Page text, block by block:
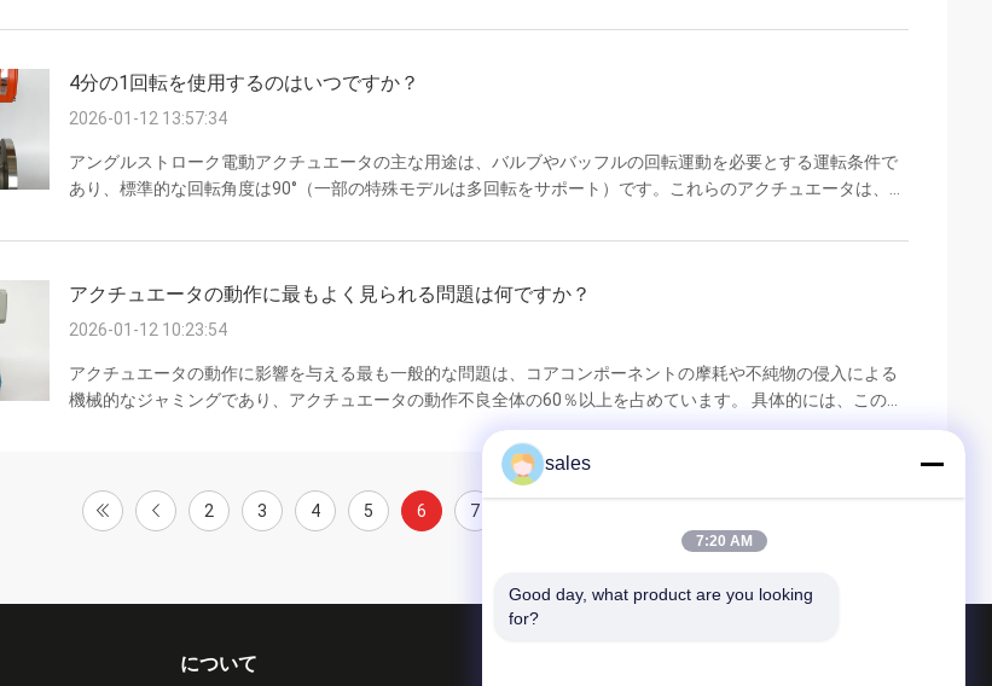
から生じる.処理されないと産業プロセス制御を妨げる可能性があります....
4分の1回転を使用するのはいつですか？
2026-01-12 13:57:34
アングルストローク電動アクチュエータの主な用途は、バルブやバッフルの回転運動を必要とする運転条件で
あり、標準的な回転角度は90°（一部の特殊モデルは多回転をサポート）です。これらのアクチュエータは、特
アングルストローク電動アクチュエータは主に、 ロータリーバルブと組み合わせて使用され、バルブディスク
タイプには以下が含まれます:ボールバルブ 球形のバルブコアにより、90°の回転で全開または全閉が可...
アクチュエータの動作に最もよく見られる問題は何ですか？
2026-01-12 10:23:54
アクチュエータの動作に影響を与える最も一般的な問題は、コアコンポーネントの摩耗や不純物の侵入による
機械的なジャミングであり、アクチュエータの動作不良全体の60％以上を占めています。 具体的には、この種
の問題は、埃、高温、腐食性媒体など、複雑な産業環境で特に顕著です。たとえば、生産環境の埃はアクチュ
エータの内部に侵入し、シールリップに埋め込まれ、ガイドスリーブに蓄積し、シールコンポーネントの摩耗
を加速させ、アクチュエータの動作ジャミングと位置決め不良を引き起こす可能性があります。高温環境で
は、スプリングの弾性減衰などの問題も伴い、アクチュエータの正常な動作にさらに影響を与える可能性があ
ります。さ...
2 3 4 5 6 7
について
sales
7:20 AM
Good day, what product are you looking
for?